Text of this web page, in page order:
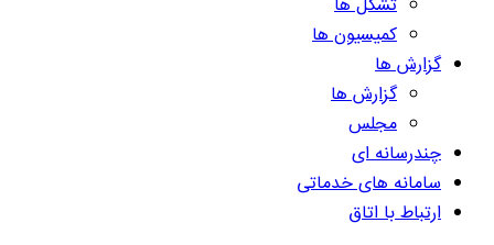
تشکل ها
کمیسیون ها
گزارش ها
گزارش ها
مجلس
چندرسانه ای
سامانه های خدماتی
ارتباط با اتاق